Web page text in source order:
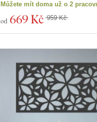
Můžete mít doma už o 2
od 669 Kč 959 Kč